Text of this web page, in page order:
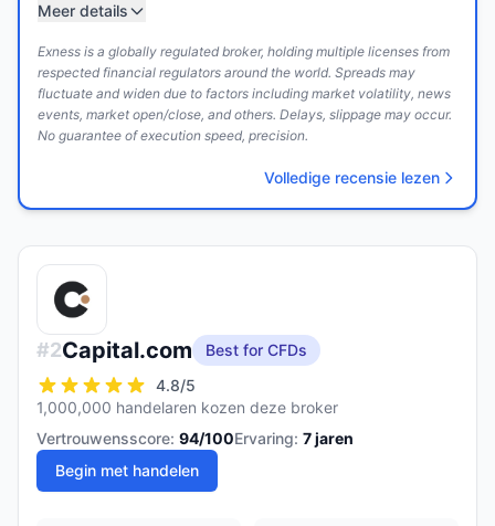
Meer details
Exness is a globally regulated broker, holding multiple licenses from
respected financial regulators around the world. Spreads may
fluctuate and widen due to factors including market volatility, news
events, market open/close, and others. Delays, slippage may occur.
No guarantee of execution speed, precision.
Volledige recensie lezen
#2Capital.com
Best for CFDs
4.8/5
1,000,000 handelaren kozen deze broker
Vertrouwensscore: 94/100Ervaring: 7jaren
Begin met handelen